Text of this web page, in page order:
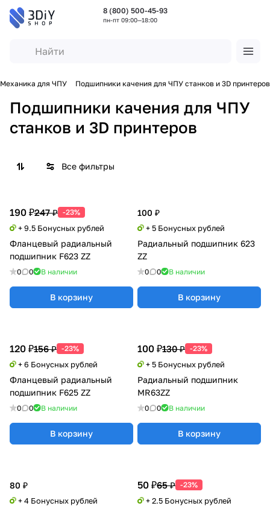
8 (800) 500-45-93
пн-пт 09:00—18:00
Механика для ЧПУ Подшипники качения для ЧПУ станков и 3D принтеров
Подшипники качения для ЧПУ
станков и 3D принтеров
Все фильтры
190 ₽247 ₽ -23%
+ 9.5 Бонусных рублей
Фланцевый радиальный
подшипник F623 ZZ
0 0 В наличии
В корзину
100 ₽
+ 5 Бонусных рублей
Радиальный подшипник 623
ZZ
0 0 В наличии
В корзину
120 ₽156 ₽ -23%
+ 6 Бонусных рублей
Фланцевый радиальный
подшипник F625 ZZ
0 0 В наличии
В корзину
100 ₽130 ₽ -23%
+ 5 Бонусных рублей
Радиальный подшипник
MR63ZZ
0 0 В наличии
В корзину
80 ₽
+ 4 Бонусных рублей
50 ₽65 ₽ -23%
+ 2.5 Бонусных рублей